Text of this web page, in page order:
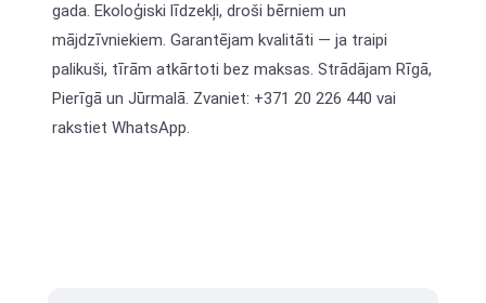
gada. Ekoloģiski līdzekļi, droši bērniem un
mājdzīvniekiem. Garantējam kvalitāti — ja traipi
palikuši, tīrām atkārtoti bez maksas. Strādājam Rīgā,
Pierīgā un Jūrmalā. Zvaniet: +371 20 226 440 vai
rakstiet WhatsApp.